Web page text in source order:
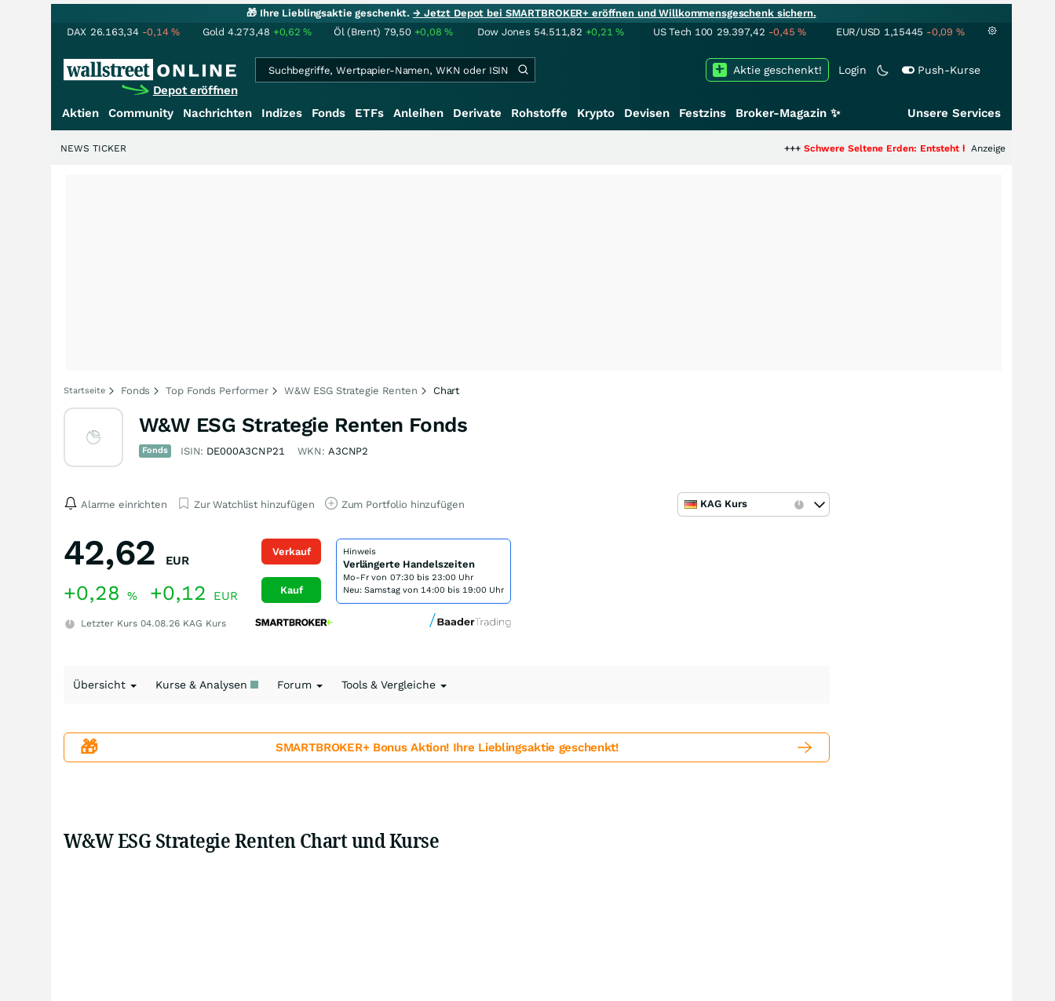
🎁 Ihre Lieblingsaktie geschenkt.→ Jetzt Depot bei SMARTBROKER+ eröffnen und Willkommensgeschenk sichern.
DAX 26.163,34 -0,14% Gold 4.273,48 +0,62% Öl (Brent) 79,50 +0,08% Dow Jones 54.511,82 +0,21% US Tech 100 29.397,42 -0,45% EUR/USD 1,15445 -0,09 %
Depot eröffnen
Login Push-Kurse
Aktie geschenkt!
Aktien Community Nachrichten Indizes Fonds ETFs Anleihen Derivate Rohstoffe Krypto Devisen Festzins Broker-Magazin ✨ Unsere Services
Schwere Seltene Erden: Entsteht hier die nächste
Anzeige
NEWS TICKER
Startseite Fonds Top Fonds Performer W&W ESG Strategie Renten Chart
W&W ESG Strategie Renten Fonds
Fonds ISIN: DE000A3CNP21 WKN: A3CNP2
Alarme einrichten Zur Watchlist hinzufügen Zum Portfolio hinzufügen KAG Kurs
42,62 EUR
+0,28 % +0,12 EUR
Letzter Kurs 04.08.26 KAG Kurs
Verkauf
Kauf
Hinweis
Verlängerte Handelszeiten
Mo-Fr von 07:30 bis 23:00 Uhr
Neu: Samstag von 14:00 bis 19:00 Uhr
Übersicht Kurse & Analysen Forum Tools & Vergleiche
🎁 SMARTBROKER+ Bonus Aktion! Ihre Lieblingsaktie geschenkt!
W&W ESG Strategie Renten Chart und Kurse